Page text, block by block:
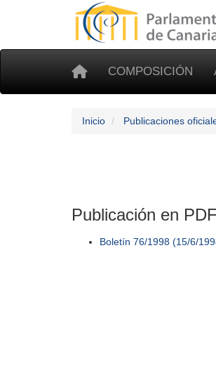
COMPOSICIÓN
Inicio Publicaciones
Publicación en PDF
Boletín 76/1998 (15/6/